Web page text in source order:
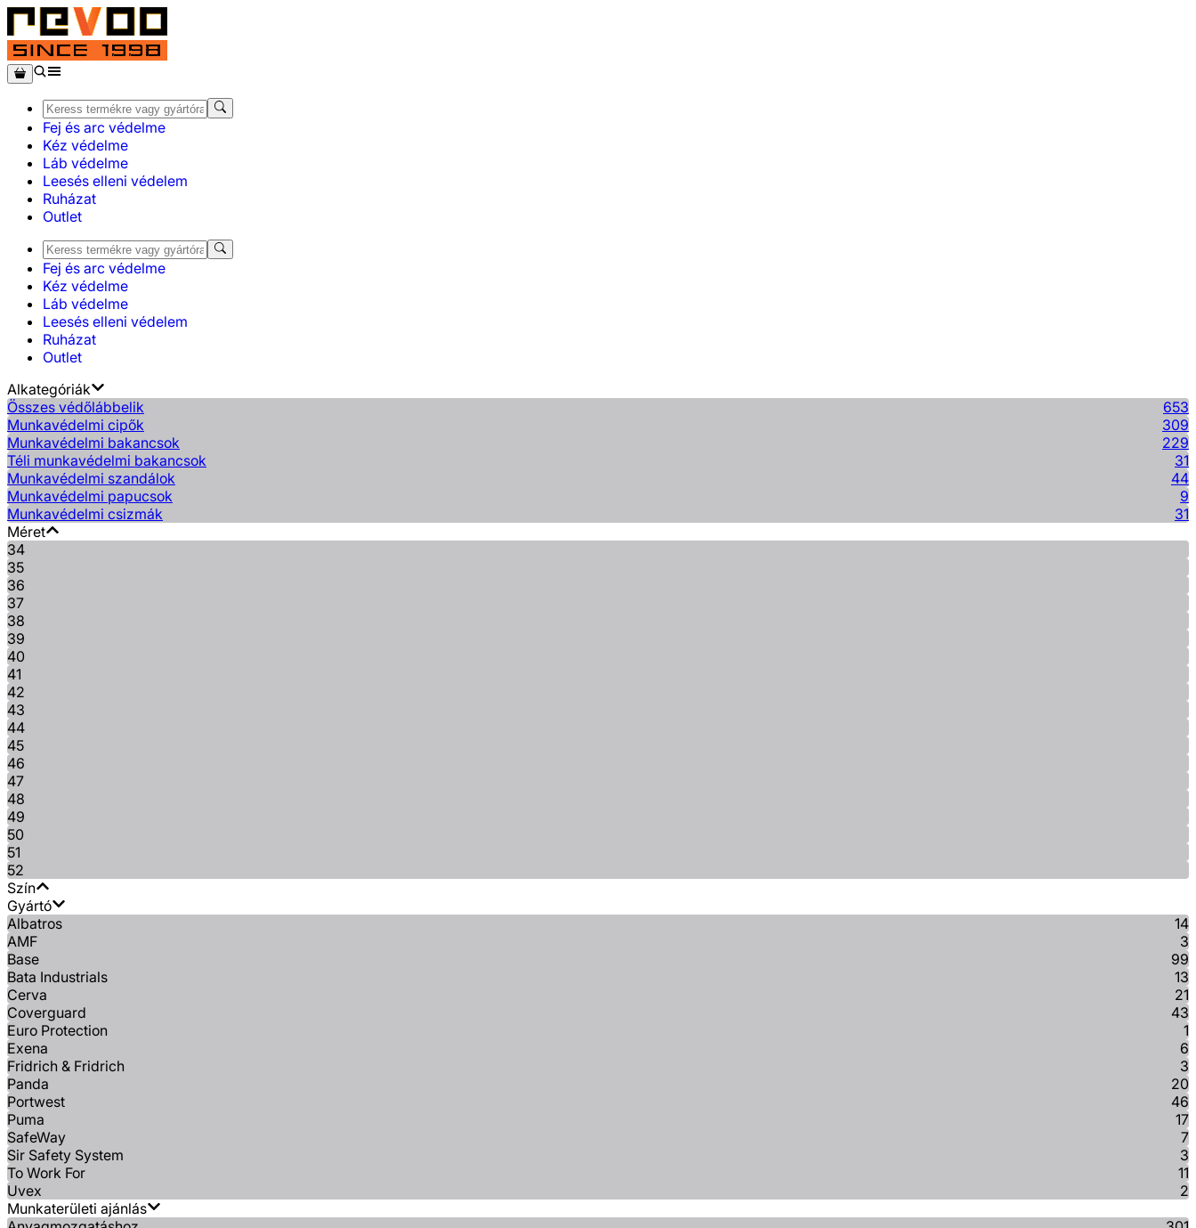
Fej és arc védelme
Kéz védelme
Láb védelme
Leesés elleni védelem
Ruházat
Outlet
Fej és arc védelme
Kéz védelme
Láb védelme
Leesés elleni védelem
Ruházat
Outlet
Alkategóriák
Összes védőlábbelik
653
Munkavédelmi cipők
309
Munkavédelmi bakancsok
229
Téli munkavédelmi bakancsok
31
Munkavédelmi szandálok
44
Munkavédelmi papucsok
9
Munkavédelmi csizmák
31
Méret
34
35
36
37
38
39
40
41
42
43
44
45
46
47
48
49
50
51
52
Szín
Gyártó
Albatros
14
AMF
3
Base
99
Bata Industrials
13
Cerva
21
Coverguard
43
Euro Protection
1
Exena
6
Fridrich & Fridrich
3
Panda
20
Portwest
46
Puma
17
SafeWay
7
Sir Safety System
3
To Work For
11
Uvex
2
Munkaterületi ajánlás